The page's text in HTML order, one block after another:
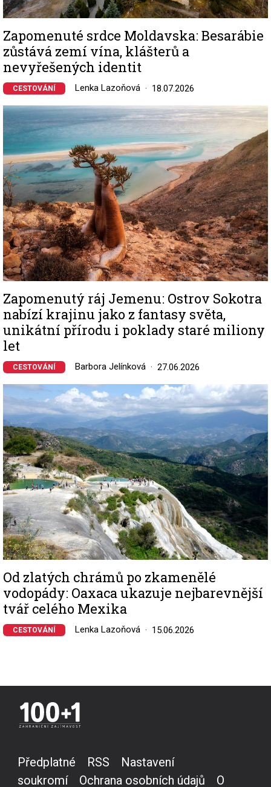
Zapomenuté srdce Moldavska: Besarábie
zůstává zemí vína, klášterů a
nevyřešených identit
CESTOVÁNÍ Lenka Lazoňová 18.07.2026
Image
Zapomenutý ráj Jemenu: Ostrov Sokotra
nabízí krajinu jako z fantasy světa,
unikátní přírodu i poklady staré miliony
let
CESTOVÁNÍ Barbora Jelínková 27.06.2026
Od zlatých chrámů po zkamenělé
vodopády: Oaxaca ukazuje nejbarevnější
tvář celého Mexika
CESTOVÁNÍ Lenka Lazoňová 15.06.2026
Předplatné RSS
Nastavení
soukromí
Ochrana osobních údajů O